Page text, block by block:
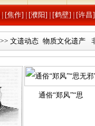
[焦作] [濮阳] [鹤壁] [许昌]
物质文化遗产
>> 文遗动态
通俗“郑风”“思